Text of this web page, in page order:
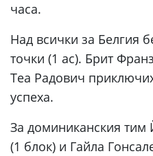
часа.
Над всички за Белгия
точки (1 ас). Брит
Теа Радович
успеха.
За доминиканския
(1 блок) и Гайла